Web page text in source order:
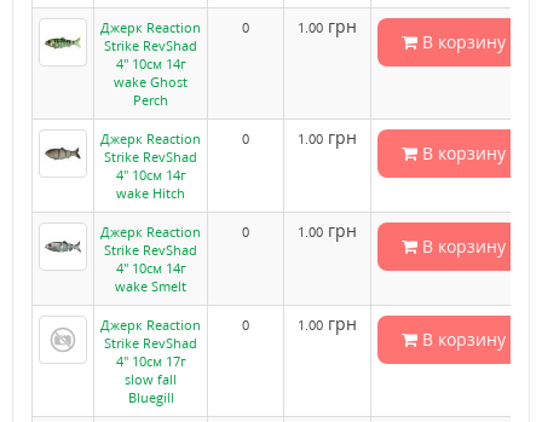
Джерк Reaction
Strike RevShad
4" 10см 14г
wake Ghost
Perch
0 1.00 грн
В корзину
Джерк Reaction
Strike RevShad
4" 10см 14г
wake Hitch
0 1.00 грн
В корзину
Джерк Reaction
Strike RevShad
4" 10см 14г
wake Smelt
0 1.00 грн
В корзину
Джерк Reaction
Strike RevShad
4" 10см 17г
slow fall
Bluegill
0 1.00 грн
В корзину